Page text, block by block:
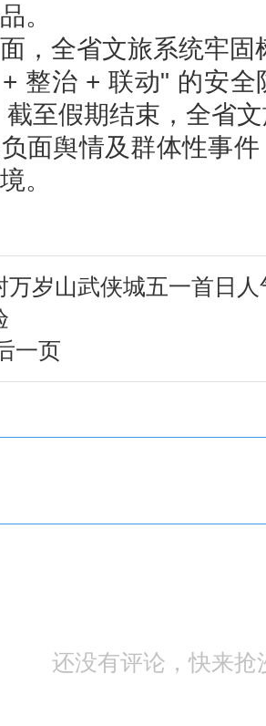
。
，全省文旅系统牢
整治 + 联动" 的安
至假期结束，全省
面舆情及群体性事
。
万岁山武侠城五一首日
一页
还没有评论，快来抢